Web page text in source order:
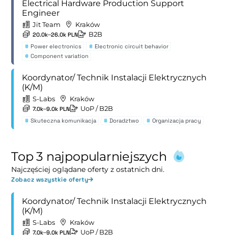
Electrical Hardware Production Support
Engineer
Jit Team Kraków
20.0k–26.0k PLN B2B
# Power electronics # Electronic circuit behavior
# Component variation
Koordynator/ Technik Instalacji Elektrycznych
(K/M)
S-Labs Kraków
7.0k–9.0k PLN UoP/ B2B
# Skuteczna komunikacja # Doradztwo # Organizacja pracy
Top 3 najpopularniejszych
Najczęściej oglądane oferty z ostatnich dni.
Zobacz wszystkie oferty
Koordynator/ Technik Instalacji Elektrycznych
(K/M)
S-Labs Kraków
7.0k–9.0k PLN UoP/ B2B